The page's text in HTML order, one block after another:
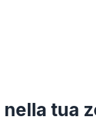
nella tua